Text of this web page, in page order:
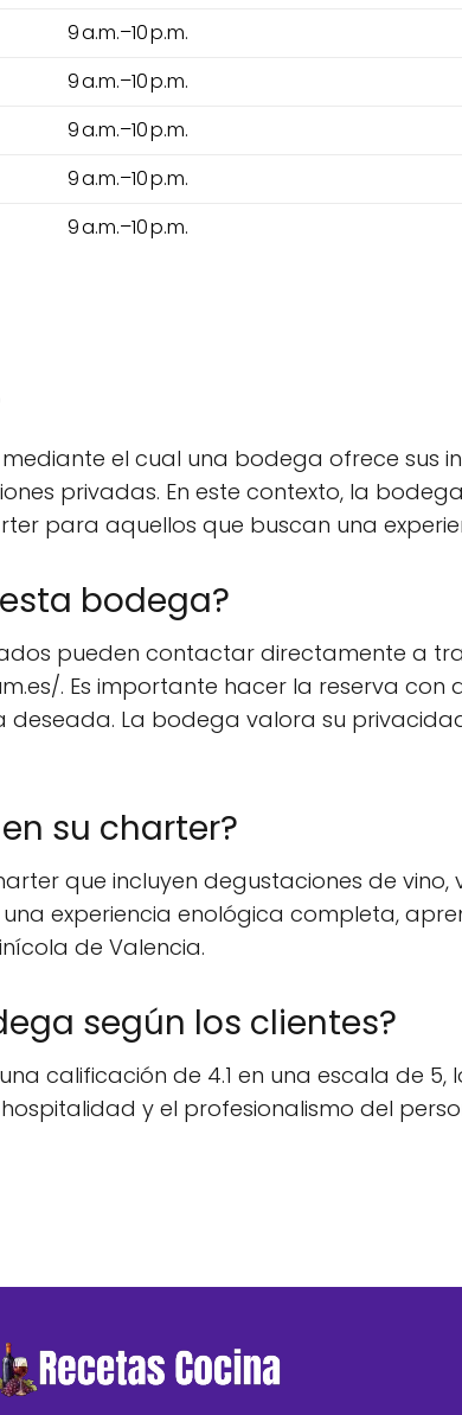
9 a.m.–10 p.m.
9 a.m.–10 p.m.
9 a.m.–10 p.m.
9 a.m.–10 p.m.
9 a.m.–10 p.m.
el cual una bodega ofrece sus
privadas. En este contexto, la
para aquellos que buscan una
bodega?
pueden contactar directamente a
. Es importante hacer la reserva
La bodega valora su
su charter?
que incluyen degustaciones de vino,
experiencia enológica completa,
de Valencia.
según los clientes?
calificación de 4.1 en una escala de
y el profesionalismo del